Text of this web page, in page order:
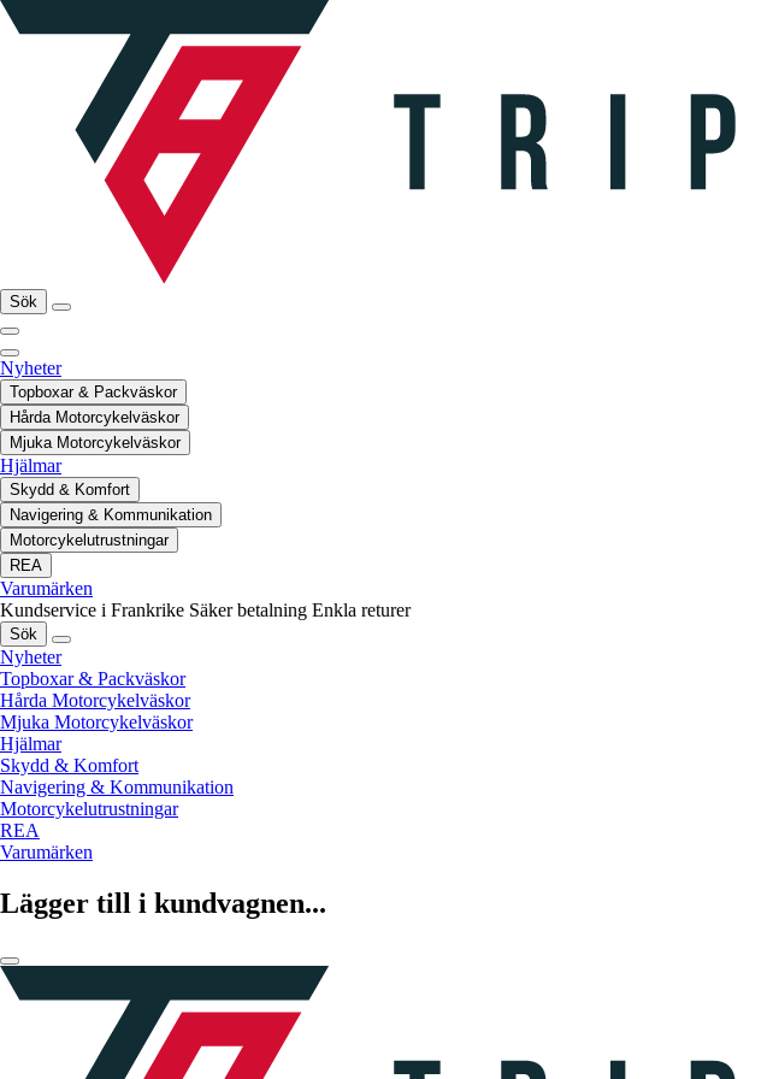
Sök
Nyheter
Topboxar & Packväskor
Hårda Motorcykelväskor
Mjuka Motorcykelväskor
Hjälmar
Skydd & Komfort
Navigering & Kommunikation
Motorcykelutrustningar
REA
Varumärken
Kundservice i Frankrike Säker betalning Enkla returer
Sök
Nyheter
Topboxar & Packväskor
Hårda Motorcykelväskor
Mjuka Motorcykelväskor
Hjälmar
Skydd & Komfort
Navigering & Kommunikation
Motorcykelutrustningar
REA
Varumärken
Lägger till i kundvagnen...